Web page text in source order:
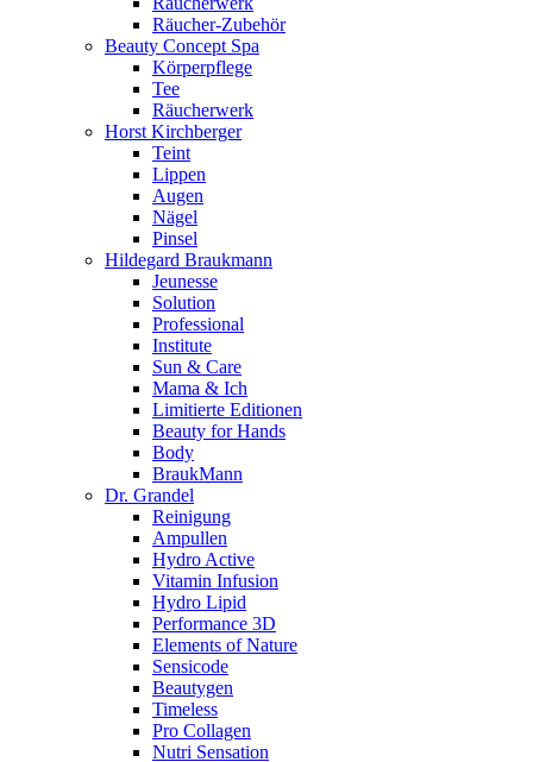
Räucher-Zubehör
Beauty Concept Spa
Körperpflege
Tee
Räucherwerk
Horst Kirchberger
Teint
Lippen
Augen
Nägel
Pinsel
Hildegard Braukmann
Jeunesse
Solution
Professional
Institute
Sun & Care
Mama & Ich
Limitierte Editionen
Beauty for Hands
Body
BraukMann
Dr. Grandel
Reinigung
Ampullen
Hydro Active
Vitamin Infusion
Hydro Lipid
Performance 3D
Elements of Nature
Sensicode
Beautygen
Timeless
Pro Collagen
Nutri Sensation